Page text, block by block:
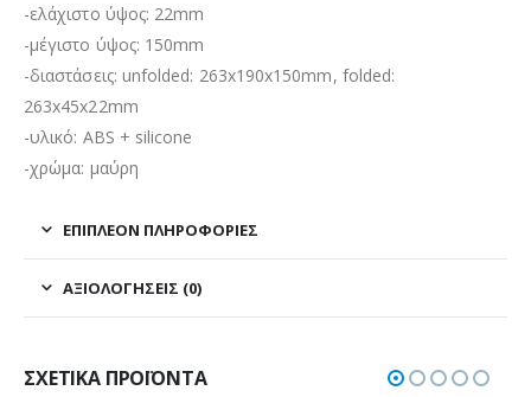
-ελάχιστο ύψος: 22mm
-μέγιστο ύψος: 150mm
-διαστάσεις: unfolded: 263x190x150mm, folded:
263x45x22mm
-υλικό: ABS + silicone
-χρώμα: μαύρη
ΕΠΙΠΛΈΟΝ ΠΛΗΡΟΦΟΡΊΕΣ
ΑΞΙΟΛΟΓΉΣΕΙΣ (0)
ΣΧΕΤΙΚΆ ΠΡΟΪΌΝΤΑ